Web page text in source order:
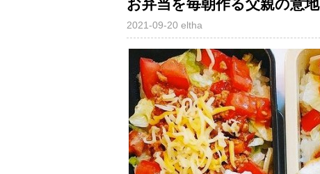
お弁当を毎朝作る父親の意地
2021-09-20 eltha